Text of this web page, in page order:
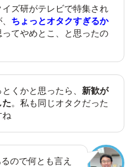
ズ研がテレビで特集され
ちょっとオタクすぎるか
ってやめとこ、と思ったの
くかと思ったら、 新歓が
た。私も同じオタクだった
ね
ので何とも言え